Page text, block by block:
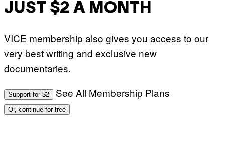
JUST $2 A MONTH
VICE membership also gives you access to our
very best writing and exclusive new
documentaries.
Support for $2 See All Membership Plans
Or, continue for free